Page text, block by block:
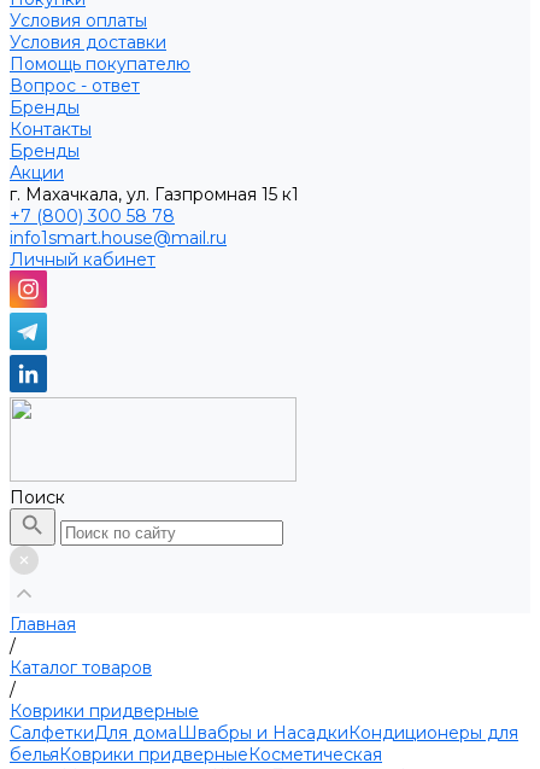
Условия оплаты
Условия доставки
Помощь покупателю
Вопрос - ответ
Бренды
Контакты
Бренды
Акции
г. Махачкала, ул. Газпромная 15 к1
+7 (800) 300 58 78
info1smart.house@mail.ru
Личный кабинет
Поиск
Главная
/
Каталог товаров
/
Коврики придверные
СалфеткиДля домаШвабры и НасадкиКондиционеры для
бельяКоврики придверныеКосметическая